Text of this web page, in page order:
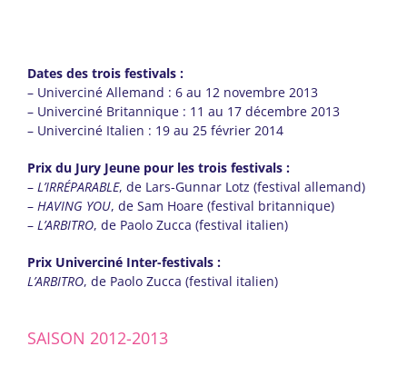
Dates des trois festivals :
– Univerciné Allemand : 6 au 12 novembre 2013
– Univerciné Britannique : 11 au 17 décembre 2013
– Univerciné Italien : 19 au 25 février 2014
Prix du Jury Jeune pour les trois festivals :
– L’IRRÉPARABLE, de Lars-Gunnar Lotz (festival allemand)
– HAVING YOU, de Sam Hoare (festival britannique)
– L’ARBITRO, de Paolo Zucca (festival italien)
Prix Univerciné Inter-festivals :
L’ARBITRO, de Paolo Zucca (festival italien)
SAISON 2012-2013